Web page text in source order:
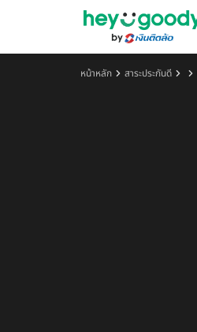
หน้าหลัก สาระประกันดี